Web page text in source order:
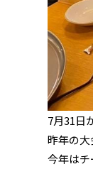
7月31日
昨年の
今年は